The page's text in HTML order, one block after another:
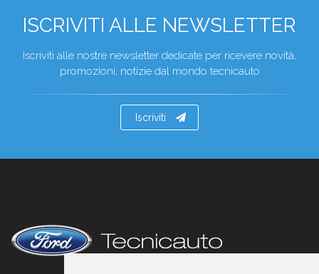
ISCRIVITI ALLE NEWSLETTER
Iscriviti alle nostre newsletter dedicate per ricevere novità,
promozioni, notizie dal mondo tecnicauto
Iscriviti